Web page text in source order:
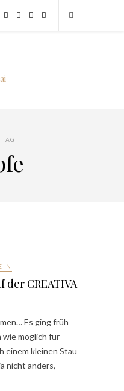
der CREATIVA
Es ging früh
wie möglich für
einem kleinen Stau
nicht anders,